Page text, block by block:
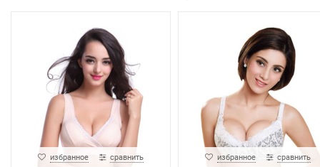
избранное сравнить избранное сравнить